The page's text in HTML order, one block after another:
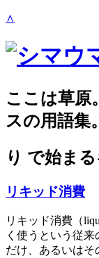
∧
ここは草原
スの用語集。
り で始ま
リキッド消費
リキッド消費（
く使うという従
だけ、あるいは